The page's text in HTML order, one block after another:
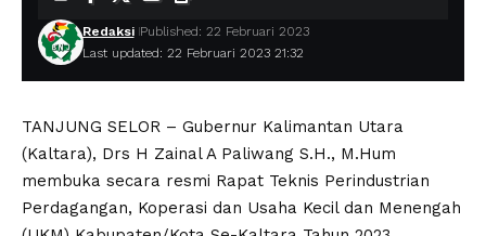
Last updated: 22 Februari 2023 21:32
Redaksi Published: 22 Februari 2023
TANJUNG SELOR – Gubernur Kalimantan Utara
(Kaltara), Drs H Zainal A Paliwang S.H., M.Hum
membuka secara resmi Rapat Teknis Perindustrian
Perdagangan, Koperasi dan Usaha Kecil dan Menengah